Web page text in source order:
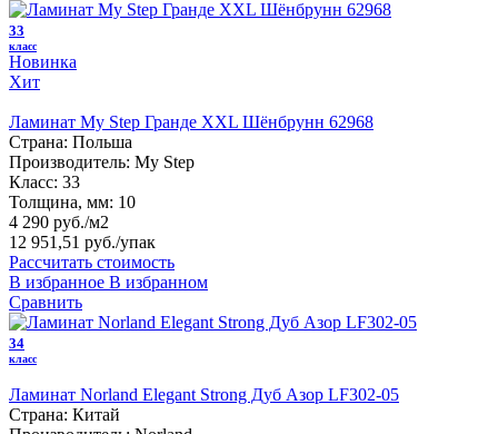
33
класс
Новинка
Хит
Ламинат My Step Гранде XXL Шёнбрунн 62968
Страна: Польша
Производитель: My Step
Класс: 33
Толщина, мм: 10
4 290 руб./м2
12 951,51 руб./упак
Рассчитать стоимость
В избранное В избранном
Сравнить
34
класс
Ламинат Norland Elegant Strong Дуб Азор LF302-05
Страна: Китай